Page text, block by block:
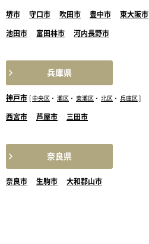
堺市 守口市 吹田市 豊中市 東大阪市
池田市 富田林市 河内長野市
兵庫県
神戸市 中央区 ・ 灘区 ・ 東灘区 ・ 北区 ・ 兵庫区
西宮市 芦屋市 三田市
奈良県
奈良市 生駒市 大和郡山市